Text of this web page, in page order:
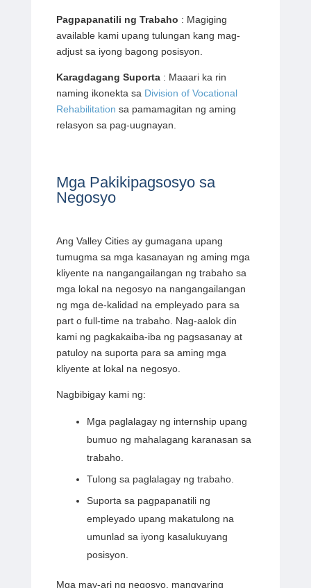
Pagpapanatili ng Trabaho : Magiging
available kami upang tulungan kang mag-
adjust sa iyong bagong posisyon.
Karagdagang Suporta: Maaari ka rin
naming ikonekta sa Division of Vocational
Rehabilitation sa pamamagitan ng aming
relasyon sa pag-uugnayan.
Mga Pakikipagsosyo sa
Negosyo
Ang Valley Cities ay gumagana upang
tumugma sa mga kasanayan ng aming mga
kliyente na nangangailangan ng trabaho sa
mga lokal na negosyo na nangangailangan
ng mga de-kalidad na empleyado para sa
part o full-time na trabaho. Nag-aalok din
kami ng pagkakaiba-iba ng pagsasanay at
patuloy na suporta para sa aming mga
kliyente at lokal na negosyo.
Nagbibigay kami ng:
Mga paglalagay ng internship upang
bumuo ng mahalagang karanasan sa
trabaho.
Tulong sa paglalagay ng trabaho.
Suporta sa pagpapanatili ng
empleyado upang makatulong na
umunlad sa iyong kasalukuyang
posisyon.
Mga may-ari ng negosyo, mangyaring